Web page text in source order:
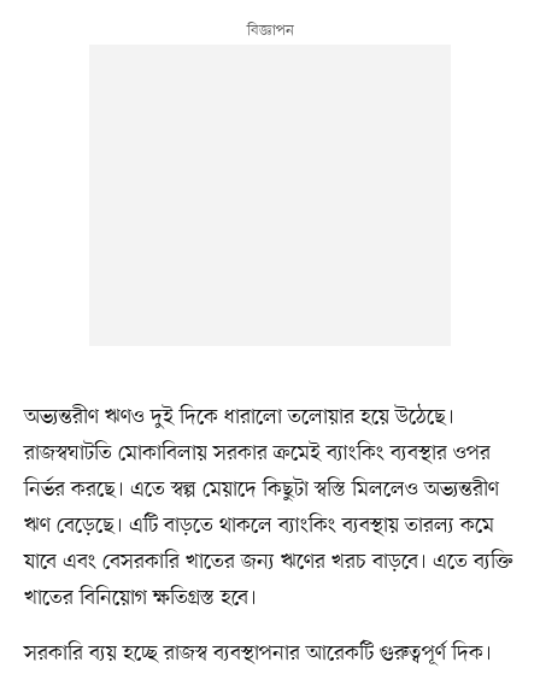
অভ্যন্তরীণ ঋণও দুই দিকে ধারালো তলোয়ার হয়ে উঠেছে।
রাজস্বঘাটতি মোকাবিলায় সরকার ক্রমেই ব্যাংকিং ব্যবস্থার ওপর
নির্ভর করছে। এতে স্বল্প মেয়াদে কিছুটা স্বস্তি মিললেও অভ্যন্তরীণ
ঋণ বেড়েছে। এটি বাড়তে থাকলে ব্যাংকিং ব্যবস্থায় তারল্য কমে
যাবে এবং বেসরকারি খাতের জন্য ঋণের খরচ বাড়বে। এতে ব্যক্তি
খাতের বিনিয়োগ ক্ষতিগ্রস্ত হবে।
সরকারি ব্যয় হচ্ছে রাজস্ব ব্যবস্থাপনার আরেকটি গুরুত্বপূর্ণ দিক।